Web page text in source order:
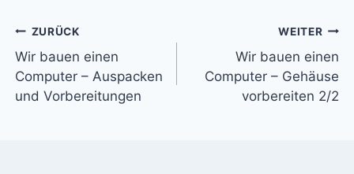
Beitragsnavigation
ZURÜCK
Wir bauen einen
Computer – Auspacken
und Vorbereitungen
WEITER
Wir bauen einen
Computer – Gehäuse
vorbereiten 2/2